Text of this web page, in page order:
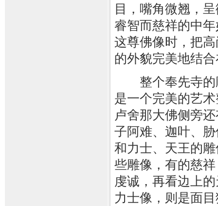
目，嘴角微翘，
睿智而慈祥的中
这尊佛像时，把
的外貌完美地结
整个奉先寺的
是一个完美的艺
卢舍那大佛侧旁
子阿难、迦叶、
和力士、天王的
些雕像，有的慈
虔诚，再看边上
力士像，则是面